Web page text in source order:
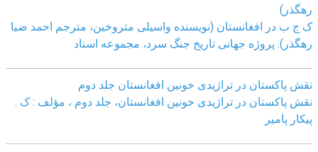
رهگذر)
ک ج ب در افغانستان (نویسنده واسیلی متروخین، مترجم احمد ضیا
رهگذر). پروژه جهانی تاریخ جنگ سرد، مجموعه اسناد
نقش پاکستان در تراژیدی خونین افغانستان جلد دوم
نقش پاکستان در تراژیدی خونین افغانستان، جلد دوم ، مؤلف : ک .
پیکار پامیر